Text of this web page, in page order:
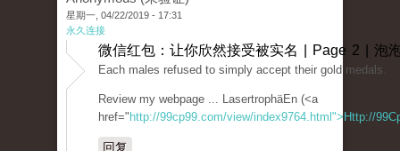
星期一, 04/22/2019 - 17:31
永久连接
微信红包：让你欣然接受被实名 | Page 2 | 泡
Each males refused to simply accept their gold medals.
Review my webpage ... LasertrophäEn (<a
href=" http://99cp99.com/view/index9764.html">Http://
回复